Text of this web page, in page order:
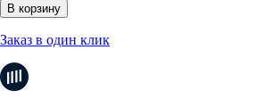
В корзину
Заказ в один клик